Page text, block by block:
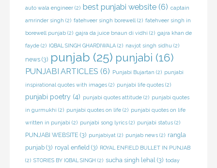
auto wala engineer (2) best punjabi website (6) captain
amrinder singh (2) fatehveer singh borewell (2) fatehveer singh in
borewell punjab (2) gajra da juice bnaun di vidhi (2) gajra khan de
fayde (2) IQBAL SINGH GHARDIWALA (2) navjot singh sidhu (2)
news (3) punjab (25) punjabi (16)
PUNJABI ARTICLES (6) Punjabi Bujartan (2) punjabi
inspirational quotes with images (2) punjabi life quotes (2)
punjabi poetry (4) punjabi quotes attitude (2) punjabi quotes
in gurmukhi (2) punjabi quotes on life (2) punjabi quotes on life
written in punjabi (2) punjabi song lyrics (2) punjabi status (2)
PUNJABI WEBSITE (3) punjabiyat (2) punjab news (2) rangla
punjab (3) royal enfield (3) ROYAL ENFIELD BULLET IN PUNJAB
(2) STORIES BY IQBAL SINGH (2) sucha singh lehal (3) today